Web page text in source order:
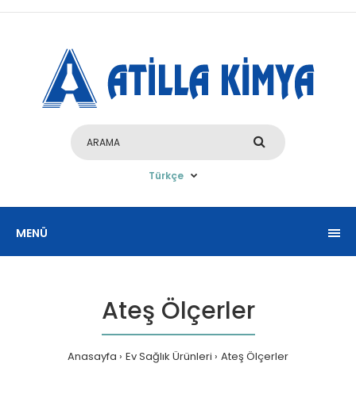
Türkçe
MENÜ
Ateş Ölçerler
Anasayfa Ev Sağlık Ürünleri Ateş Ölçerler